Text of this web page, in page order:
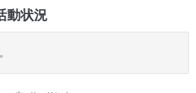
動状況